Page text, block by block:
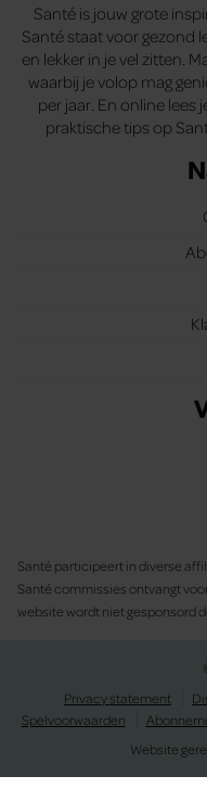
Santé is jouw grote
Santé staat voor gezond
en lekker in je vel zitten.
waarbij je volop mag
per jaar. En online lees
praktische tips op
Santé participeert in diverse
Santé commissies ontvangt
website wordt niet gesponsord
Privacy statement
Spelvoorwaarden
Website